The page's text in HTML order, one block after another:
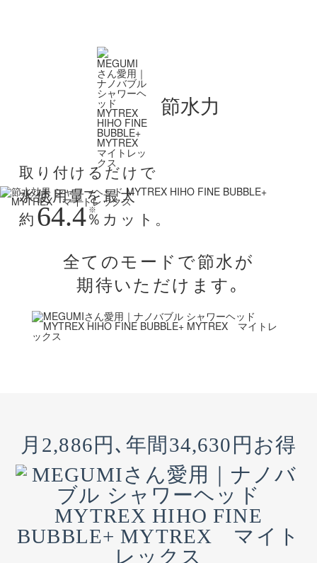
節水力
取り付けるだけで
水使用量を最大
約
64.4％
※
カット。
全てのモードで節水が
期待いただけます｡
月2,886円､年間34,630円お得